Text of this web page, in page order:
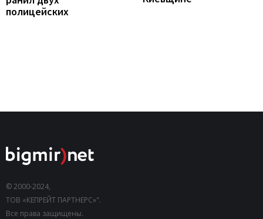
полицейских
© 2000-2024,
ТОВ «КЕПРЕЙТ ПАРТНЕРС»".
Все права защищены.